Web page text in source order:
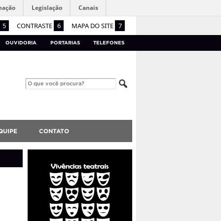
5 CONTRASTE 6 MAPA DO SITE 7
Legislação Canais
OUVIDORIA PORTARIAS TELEFONES
CONTATO